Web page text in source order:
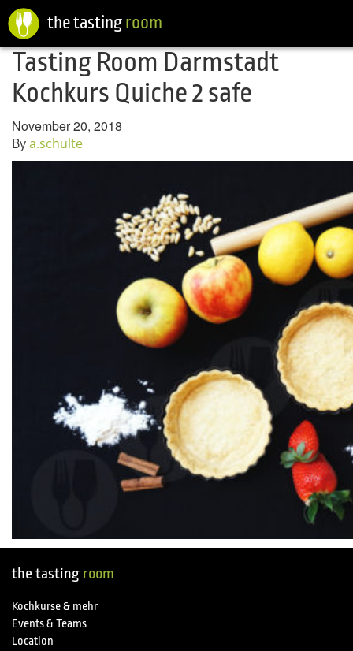
the tasting room
Tasting Room Darmstadt
Kochkurs Quiche 2 safe
November 20, 2018
Bya.schulte
the tasting room
Kochkurse & mehr
Events & Teams
Location